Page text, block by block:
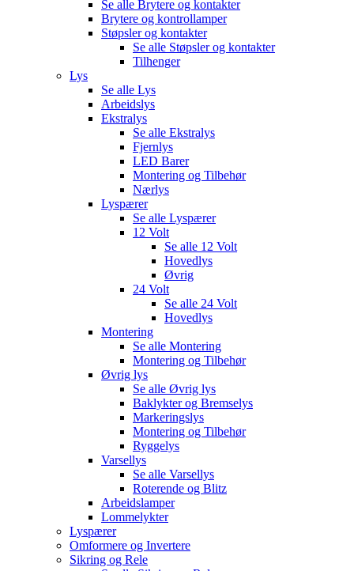
Se alle Brytere og kontakter
Brytere og kontrollamper
Støpsler og kontakter
Se alle Støpsler og kontakter
Tilhenger
Lys
Se alle Lys
Arbeidslys
Ekstralys
Se alle Ekstralys
Fjernlys
LED Barer
Montering og Tilbehør
Nærlys
Lyspærer
Se alle Lyspærer
12 Volt
Se alle 12 Volt
Hovedlys
Øvrig
24 Volt
Se alle 24 Volt
Hovedlys
Montering
Se alle Montering
Montering og Tilbehør
Øvrig lys
Se alle Øvrig lys
Baklykter og Bremselys
Markeringslys
Montering og Tilbehør
Ryggelys
Varsellys
Se alle Varsellys
Roterende og Blitz
Arbeidslamper
Lommelykter
Lyspærer
Omformere og Invertere
Sikring og Rele